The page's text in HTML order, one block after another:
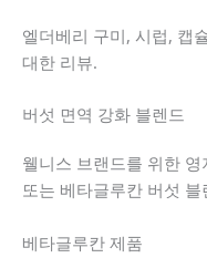
엘더베리 구미, 시럽, 캡
대한 리뷰.
버섯 면역 강화 블렌드
웰니스 브랜드를 위한
또는 베타글루칸 버섯 블
베타글루칸 제품